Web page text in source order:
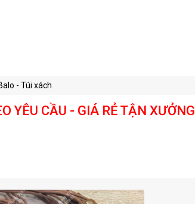
- Túi xách
YÊU CẦU - GIÁ RẺ TẬN XƯỞNG